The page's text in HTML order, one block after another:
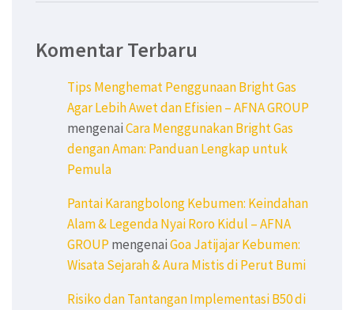
Komentar Terbaru
Tips Menghemat Penggunaan Bright Gas
Agar Lebih Awet dan Efisien – AFNA GROUP
mengenaiCara Menggunakan Bright Gas
dengan Aman: Panduan Lengkap untuk
Pemula
Pantai Karangbolong Kebumen: Keindahan
Alam & Legenda Nyai Roro Kidul – AFNA
GROUPmengenaiGoa Jatijajar Kebumen:
Wisata Sejarah & Aura Mistis di Perut Bumi
Risiko dan Tantangan Implementasi B50 di